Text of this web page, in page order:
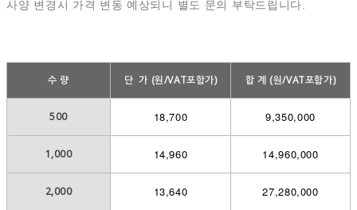
사양 변경시 가격 변동 예상되니 별도 문의 부탁드립니다.
수 량 단 가 (원/VAT포함가) 합 계 (원/VAT포함가)
500 18,700 9,350,000
1,000 14,960 14,960,000
2,000 13,640 27,280,000